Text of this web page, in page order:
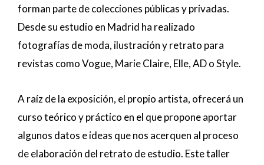
forman parte de colecciones públicas y privadas.
Desde su estudio en Madrid ha realizado
fotografías de moda, ilustración y retrato para
revistas como Vogue, Marie Claire, Elle, AD o Style.
A raíz de la exposición, el propio artista, ofrecerá un
curso teórico y práctico en el que propone aportar
algunos datos e ideas que nos acerquen al proceso
de elaboración del retrato de estudio. Este taller